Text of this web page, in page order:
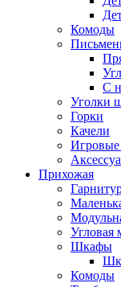
Комоды
С
Уголки
Горки
Качели
Прихожая
Угловая
Шкафы
Комоды